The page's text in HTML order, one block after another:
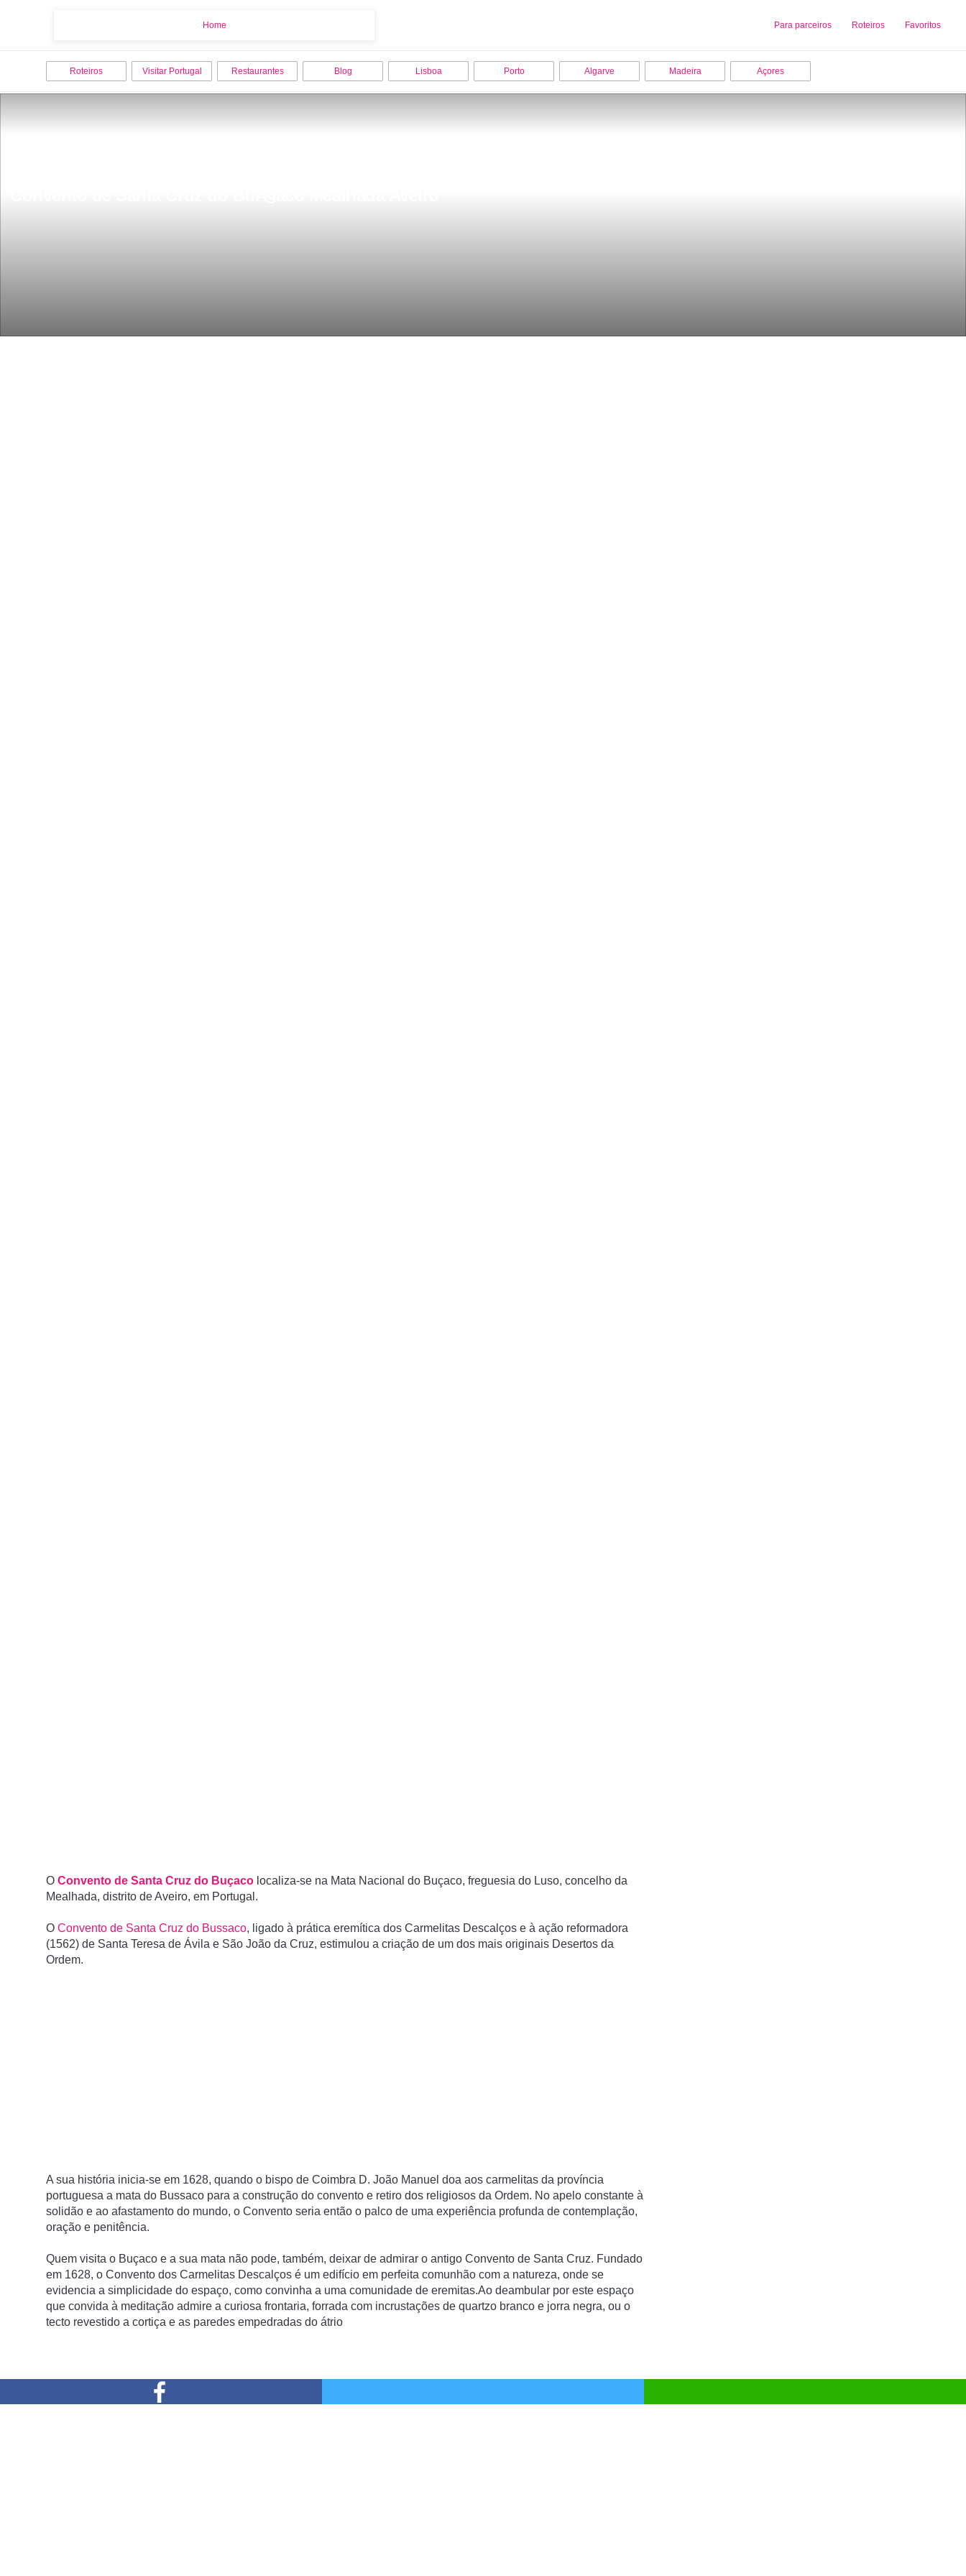
Home Para parceiros Roteiros Favoritos
Sobre nós Adicionar uma Empresa
Roteiros Visitar Portugal Restaurantes Blog Lisboa Porto Algarve Madeira Açores
O Convento de Santa Cruz do Buçaco localiza-se na Mata Nacional do Buçaco, freguesia do Luso, concelho da
Mealhada, distrito de Aveiro, em Portugal.
O Convento de Santa Cruz do Bussaco, ligado à prática eremítica dos Carmelitas Descalços e à ação reformadora
(1562) de Santa Teresa de Ávila e São João da Cruz, estimulou a criação de um dos mais originais Desertos da
Ordem.
A sua história inicia-se em 1628, quando o bispo de Coimbra D. João Manuel doa aos carmelitas da província
portuguesa a mata do Bussaco para a construção do convento e retiro dos religiosos da Ordem. No apelo constante à
solidão e ao afastamento do mundo, o Convento seria então o palco de uma experiência profunda de contemplação,
oração e penitência.
Quem visita o Buçaco e a sua mata não pode, também, deixar de admirar o antigo Convento de Santa Cruz. Fundado
em 1628, o Convento dos Carmelitas Descalços é um edifício em perfeita comunhão com a natureza, onde se
evidencia a simplicidade do espaço, como convinha a uma comunidade de eremitas.Ao deambular por este espaço
que convida à meditação admire a curiosa frontaria, forrada com incrustações de quartzo branco e jorra negra, ou o
tecto revestido a cortiça e as paredes empedradas do átrio
INFORMAÇÕES DE CONTACTO